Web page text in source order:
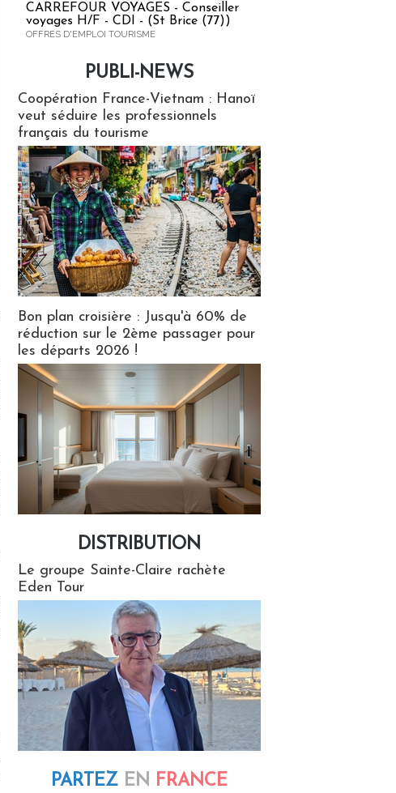
CARREFOUR VOYAGES - Conseiller
voyages H/F - CDI - (St Brice (77))
OFFRES D'EMPLOI TOURISME
PUBLI-NEWS
Coopération France-Vietnam : Hanoï
veut séduire les professionnels
français du tourisme
Bon plan croisière : Jusqu'à 60% de
réduction sur le 2ème passager pour
les départs 2026 !
DISTRIBUTION
Le groupe Sainte-Claire rachète
Eden Tour
PARTEZ EN FRANCE